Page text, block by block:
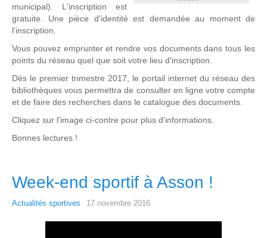
municipal). L'inscription est
gratuite. Une pièce d'identité est demandée au moment de
l'inscription.
Vous pouvez emprunter et rendre vos documents dans tous les
points du réseau quel que soit votre lieu d'inscription.
Dès le premier trimestre 2017, le portail internet du réseau des
bibliothèques vous permettra de consulter en ligne votre compte
et de faire des recherches dans le catalogue des documents.
Cliquez sur l'image ci-contre pour plus d'informations.
Bonnes lectures !
Week-end sportif à Asson !
Actualités sportives 17 novembre 2016